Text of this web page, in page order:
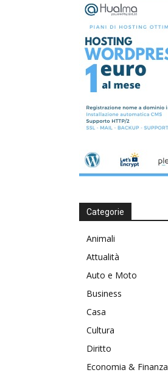
Categorie
Animali
Attualità
Auto e Moto
Business
Casa
Cultura
Diritto
Economia & Finanza